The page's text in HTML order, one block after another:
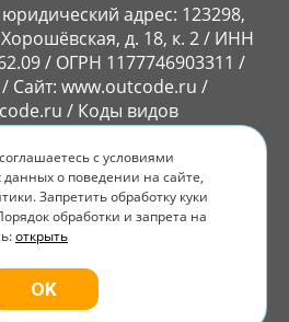
адрес: 123298,
д. 18, к. 2 / ИНН
/ ОГРН 1177746903311 /
/ Сайт: www.outcode.ru /
/ Коды видов
ИТ: 1.01, 2.01
исключительное
внесено в реестр
запись № 15101 от
предоставляется
Пользовательское
с условиями
о поведении на сайте,
Запретить обработку куки
обработки и запрета на
открыть
OK